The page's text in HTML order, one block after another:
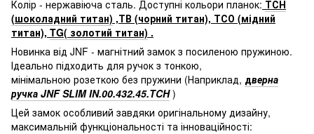
Колір - нержавіюча сталь. Доступні кольори планок: ТСН
(шоколадний титан) ,ТВ (чорний титан), ТСО (мідний
титан), TG( золотий титан) .
Новинка від JNF - магнітний замок з посиленою пружиною.
Ідеально підходить для ручок з тонкою,
мінімальною розеткою без пружини (Наприклад, дверна
ручка JNF SLIM IN.00.432.45.TCH)
Цей замок особливий завдяки оригінальному дизайну,
максимальній функціональності та інноваційності: